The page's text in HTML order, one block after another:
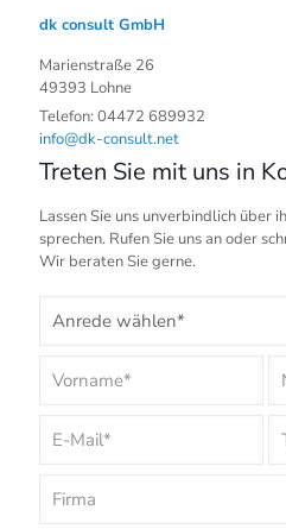
dk consult GmbH
Marienstraße 26
49393 Lohne
Telefon: 04472 689932
info@dk-consult.net
Treten Sie mit uns in
Lassen Sie uns unverbindlich über
sprechen. Rufen Sie uns an oder
Wir beraten Sie gerne.